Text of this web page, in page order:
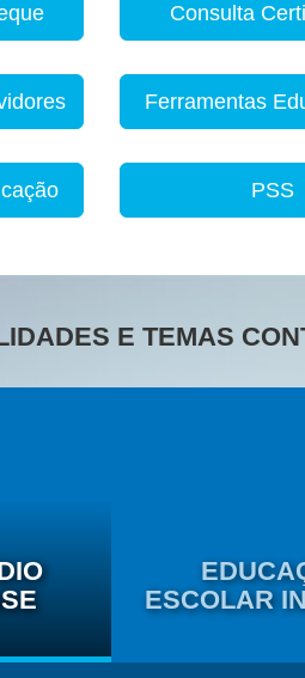
Consulta
Ferramentas
PSS
E TEMAS
ESCOLAR